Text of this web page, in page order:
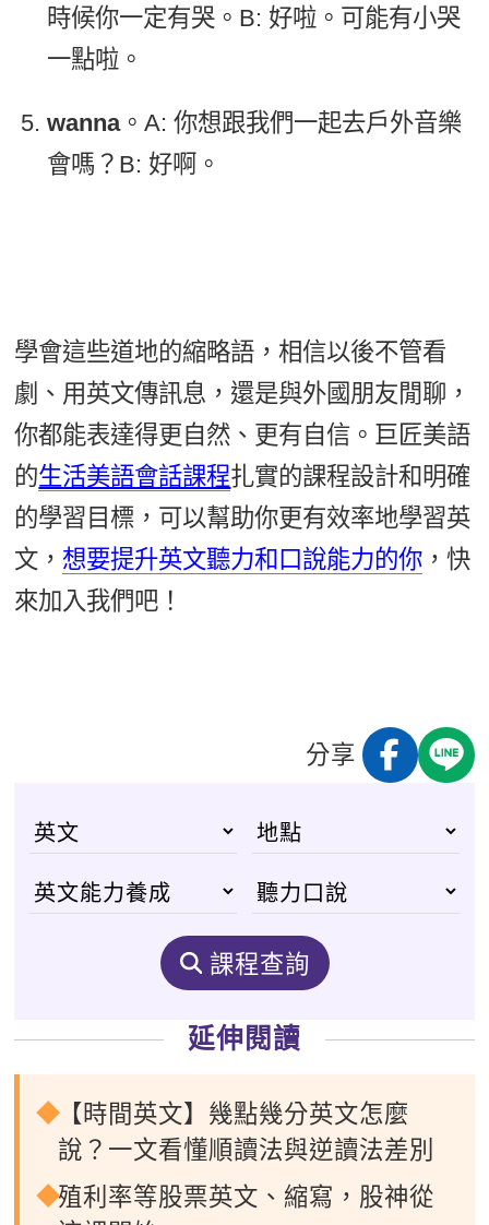
時候你一定有哭。B: 好啦。可能有小哭
一點啦。
wanna。A: 你想跟我們一起去戶外音樂
會嗎？B: 好啊。
學會這些道地的縮略語，相信以後不管看
劇、用英文傳訊息，還是與外國朋友閒聊，
你都能表達得更自然、更有自信。巨匠美語
的生活美語會話課程扎實的課程設計和明確
的學習目標，可以幫助你更有效率地學習英
文， 想要提升英文聽力和口說能力的你 ，快
來加入我們吧！
分享
課程查詢
延伸閱讀
【時間英文】幾點幾分英文怎麼
說？一文看懂順讀法與逆讀法差別
殖利率等股票英文、縮寫，股神從